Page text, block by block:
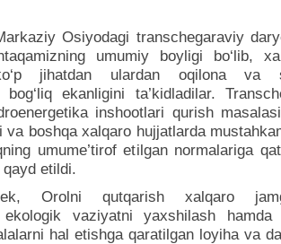
Osiyodagi transchegaraviy
umumiy boyligi bo‘lib,
jihatdan ulardan oqilona va
bog‘liq ekanligini ta’kidladilar.
inshootlari qurish
va boshqa xalqaro hujjatlarda
umume’tirof etilgan normalariga
etildi.
Orolni qutqarish xalqaro
ekologik vaziyatni yaxshilash hamda
hal etishga qaratilgan loyiha va